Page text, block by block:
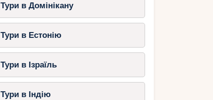
Тури в Домінікану
Тури в Естонію
Тури в Ізраїль
Тури в Індію